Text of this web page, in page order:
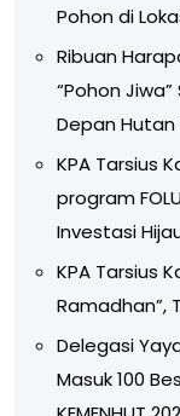
Pohon di
Ribuan
“Pohon
Depan
KPA Tarsius
program
Investasi
KPA Tarsius
Ramadhan”,
Delegasi
Masuk 100